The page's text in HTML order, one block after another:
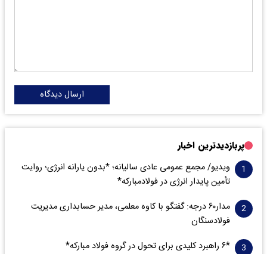
ارسال دیدگاه
پربازدیدترین اخبار
ویدیو/ مجمع عمومی عادی سالیانه؛ *بدون یارانه انرژی؛ روایت
تأمین پایدار انرژی در فولادمبارکه*
مدار‌۶٠ درجه: گفتگو با کاوه معلمی، مدیر حسابداری مدیریت
فولادسنگان
*۶ راهبرد کلیدی برای تحول در گروه فولاد مبارکه*